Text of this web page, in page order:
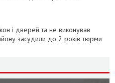
і дверей та не виконував
засудили до 2 років тюрми